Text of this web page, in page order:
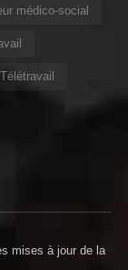
médico-social
Télétravail
mises à jour de la